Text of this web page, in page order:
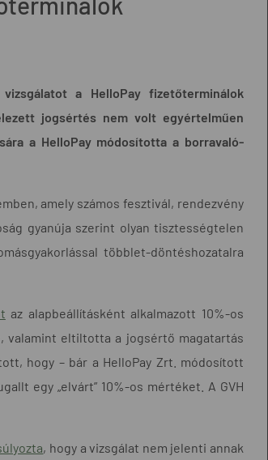
a HelloPay fizetőterminálok
jogsértés nem volt egyértelműen
a HelloPay módosította a borravaló-
amely számos fesztivál, rendezvény
gyanúja szerint olyan tisztességtelen
többlet-döntéshozatalra
az alapbeállításként alkalmazott 10%-os
valamint eltiltotta a jogsértő magatartás
hogy – bár a HelloPay Zrt. módosított
egy „elvárt” 10%-os mértéket. A GVH
, hogy a vizsgálat nem jelenti annak